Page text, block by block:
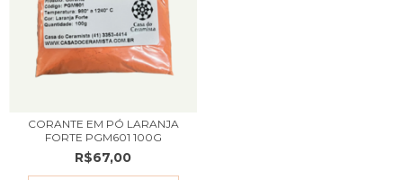
CORANTE EM PÓ LARANJA
FORTE PGM601 100G
R$67,00